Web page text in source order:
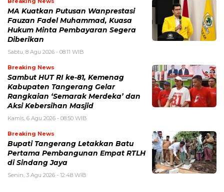
MA Kuatkan Putusan Wanprestasi
Fauzan Fadel Muhammad, Kuasa
Hukum Minta Pembayaran Segera
Diberikan
Sabtu, 8 Agu 2026 - 08:11 WIB
Breaking News
Sambut HUT RI ke-81, Kemenag
Kabupaten Tangerang Gelar
Rangkaian ‘Semarak Merdeka’ dan
Aksi Kebersihan Masjid
Kamis, 6 Agu 2026 - 08:50 WIB
Breaking News
Bupati Tangerang Letakkan Batu
Pertama Pembangunan Empat RTLH
di Sindang Jaya
Senin, 3 Agu 2026 - 12:48 WIB